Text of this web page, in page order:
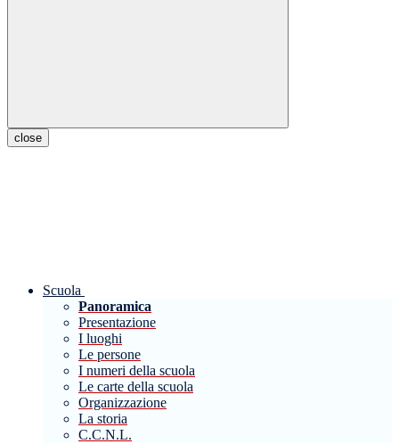
close
Scuola
Panoramica
Presentazione
I luoghi
Le persone
I numeri della scuola
Le carte della scuola
Organizzazione
La storia
C.C.N.L.